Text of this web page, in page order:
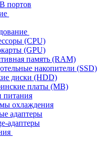
портов
(CPU)
(GPU)
память (RAM)
накопители (SSD)
диски (HDD)
платы (MB)
питания
охлаждения
адаптеры
адаптеры